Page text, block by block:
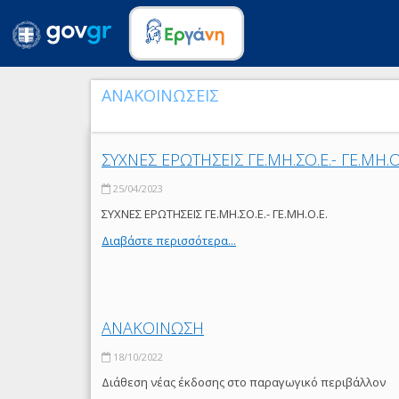
ΑΝΑΚΟΙΝΩΣΕΙΣ
ΣΥΧΝΕΣ ΕΡΩΤΗΣΕΙΣ ΓΕ.ΜΗ.ΣΟ.Ε.-
25/04/2023
ΣΥΧΝΕΣ ΕΡΩΤΗΣΕΙΣ ΓΕ.ΜΗ.ΣΟ.Ε.- ΓΕ.ΜΗ.Ο.Ε.
Διαβάστε περισσότερα...
ΑΝΑΚΟΙΝΩΣΗ
18/10/2022
Διάθεση νέας έκδοσης στο παραγωγικό περιβάλλον